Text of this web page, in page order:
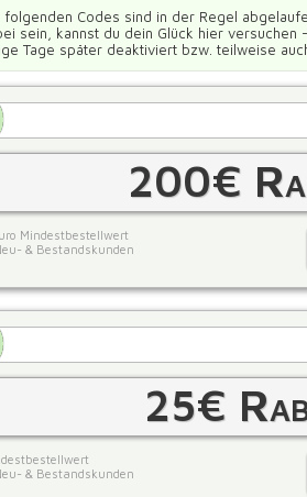
folgenden Codes sind in der Regel
sein, kannst du dein Glück hier
Tage später deaktiviert bzw. teilweise
200€
Mindestbestellwert
& Bestandskunden
25€
& Bestandskunden